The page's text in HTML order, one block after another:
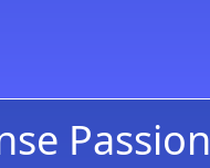
Passion